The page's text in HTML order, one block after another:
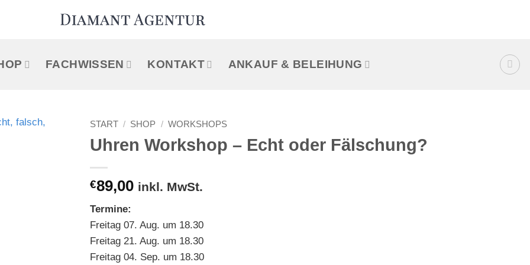
FACHWISSEN KONTAKT ANKAUF & BELEIHUNG
START / SHOP / WORKSHOPS
Uhren Workshop – Echt oder Fälschung?
€89,00 inkl. MwSt.
Termine:
Freitag 07. Aug. um 18.30
Freitag 21. Aug. um 18.30
Freitag 04. Sep. um 18.30